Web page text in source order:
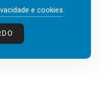
nas áreas de
e Liderança, Manuel
e cookies.